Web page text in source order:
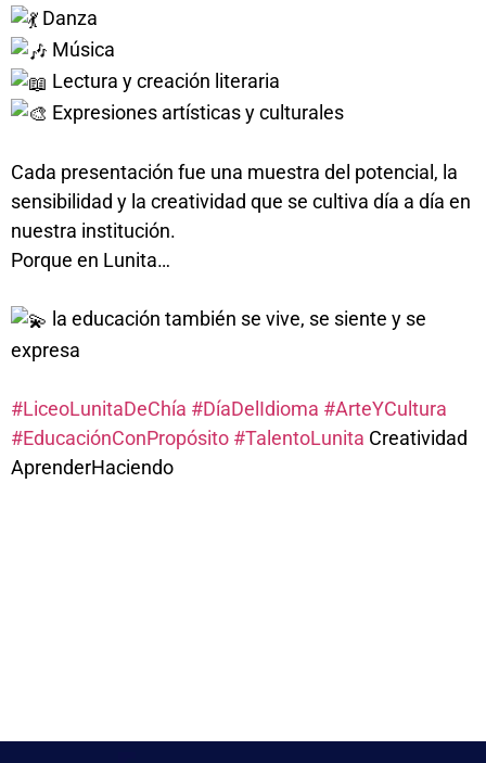
Danza
Música
Lectura y creación literaria
Expresiones artísticas y culturales
Cada presentación fue una muestra del potencial, la
sensibilidad y la creatividad que se cultiva día a día en
nuestra institución.
Porque en Lunita…
la educación también se vive, se siente y se
expresa
#LiceoLunitaDeChía #DíaDelIdioma #ArteYCultura
#EducaciónConPropósito #TalentoLunita Creatividad
AprenderHaciendo